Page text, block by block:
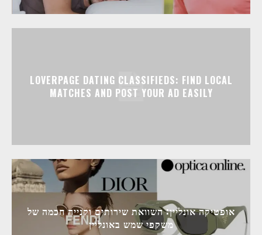
LOVERPAGE DATING CLASSIFIEDS: FIND LOCAL
MATCHES AND POST YOUR AD EASILY
אופטיקה אונליין: השוואת שירותים וקנייה חכמה של
משקפי שמש באונליין